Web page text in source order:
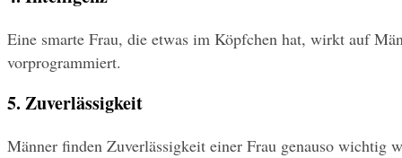
Eine smarte Frau, die etwas im Köpfchen hat, wirkt auf
vorprogrammiert.
5. Zuverlässigkeit
Männer finden Zuverlässigkeit einer Frau genauso wichtig